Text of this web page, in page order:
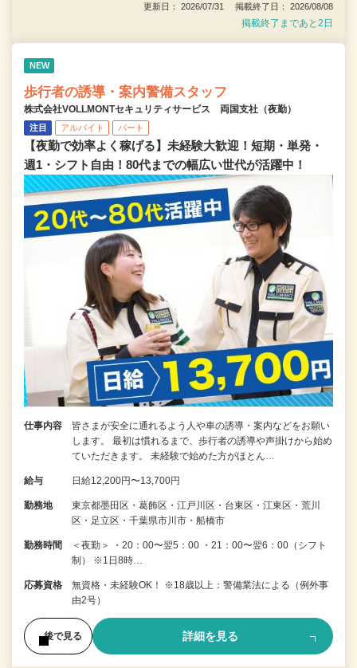
更新日： 2026/07/31 掲載終了日： 2026/08/08
掲載終了まであと2日
NEW
歩行者の誘導・案内警備スタッフ
株式会社VOLLMONTセキュリティサービス 両国支社（夜勤）
注目 アルバイト パート
【夜勤で効率よく稼げる】未経験大歓迎！短期・単発・
週1・シフト自由！80代までの幅広い世代が活躍中！
仕事内容
皆さまが安全に通れるよう人や車の誘導・案内などをお願い
します。 最初は慣れるまで、歩行者の誘導や声掛けから始め
ていただきます。 未経験で始めた方がほとん…
給与 日給12,200円〜13,700円
勤務地
東京都墨田区・葛飾区・江戸川区・台東区・江東区・荒川
区・足立区・千葉県市川市・船橋市
勤務時間
＜夜勤＞ ・20：00〜翌5：00 ・21：00〜翌6：00（シフト
制） ※1日8時…
応募資格
無資格・未経験OK！ ※18歳以上：警備業法による（例外事
由2号）
後で見る 詳細を見る